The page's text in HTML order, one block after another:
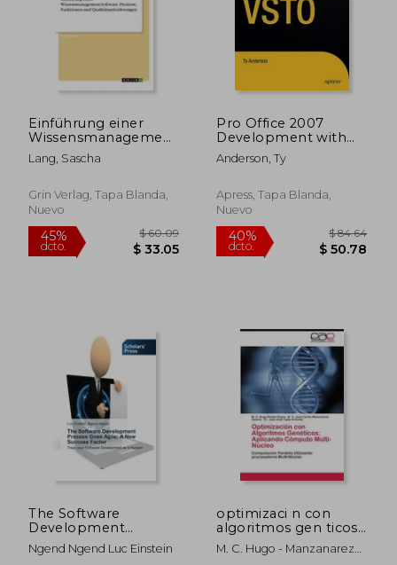
45%
dcto.
$ 158.43
$ 87.14
45%
dcto. $
Einführung einer
Wissensmanagement-
Software. Prozesse,
Funktionen und
(en Alemán)
Lang, Sascha
Grin Verlag, Tapa Blanda,
Nuevo
Pro Office 2007
Development with
VSTO (en Inglés)
Anderson, Ty
Apress, Tapa Blanda,
Nuevo
The Software
Development
Process Goes Agile: A
New Success Factor
Ngend Ngend Luc Einstein
optimizaci n con
algoritmos gen ticos:
aplicando c mputo
multi-n cleo
M. C. Hugo - Manzanarez